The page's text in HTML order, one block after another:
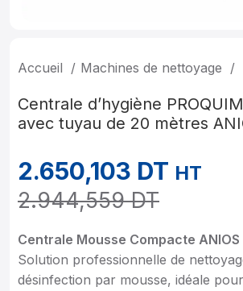
Accueil Machines de nettoyage
Centrale d’hygiène
avec tuyau de 20 mètres
2.650,103 DT HT
2.944,559DT
Centrale Mousse Compacte ANIOS
Solution professionnelle de
désinfection par mousse, idéale